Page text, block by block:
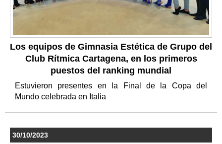
Los equipos de Gimnasia Estética de Grupo del
Club Rítmica Cartagena, en los primeros
puestos del ranking mundial
Estuvieron presentes en la Final de la Copa del
Mundo celebrada en Italia
30/10/2023